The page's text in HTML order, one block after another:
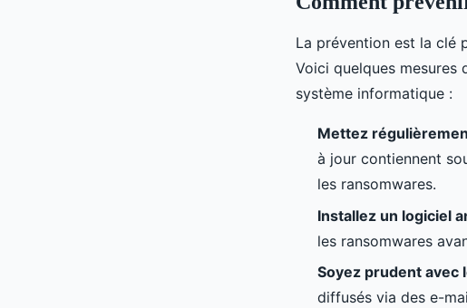
La prévention est la clé
Voici quelques
système informatique :
Mettez
à jour contiennent
les ransomwares.
Installez un logiciel
les ransomwares
Soyez prudent avec
diffusés via des e-